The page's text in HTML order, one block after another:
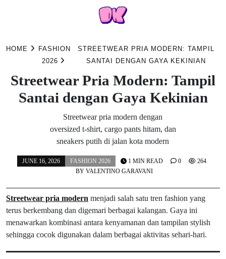
HOME
FASHION
2026
STREETWEAR PRIA MODERN: TAMPIL
SANTAI DENGAN GAYA KEKINIAN
Streetwear Pria Modern: Tampil
Santai dengan Gaya Kekinian
Streetwear pria modern dengan
oversized t-shirt, cargo pants hitam, dan
sneakers putih di jalan kota modern
JUNE 16, 2026
FASHION 2026
BY VALENTINO GARAVANI
1 MIN READ 0 264
Streetwear pria modern menjadi salah satu tren fashion yang
terus berkembang dan digemari berbagai kalangan. Gaya ini
menawarkan kombinasi antara kenyamanan dan tampilan stylish
sehingga cocok digunakan dalam berbagai aktivitas sehari-hari.